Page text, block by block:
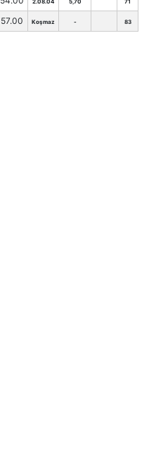
2.08.04 5,70 71
57.00 Koşmaz - 83